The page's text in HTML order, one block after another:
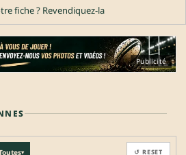
fiche ? Revendiquez-la
Publicité
▾ ↺ RESET